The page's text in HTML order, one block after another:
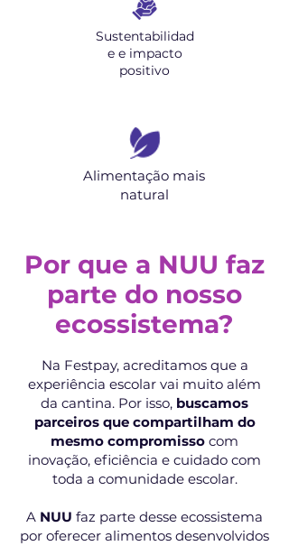
Sustentabilidad
e e impacto
positivo
Alimentação mais
natural
Por que a NUU faz
parte do nosso
ecossistema?
Na Festpay, acreditamos que a
experiência escolar vai muito além
da cantina. Por isso, buscamos
parceiros que compartilham do
mesmo compromisso com
inovação, eficiência e cuidado com
toda a comunidade escolar.
A NUU faz parte desse ecossistema
por oferecer alimentos desenvolvidos